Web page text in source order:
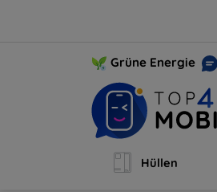
Grüne Energie
Hüllen